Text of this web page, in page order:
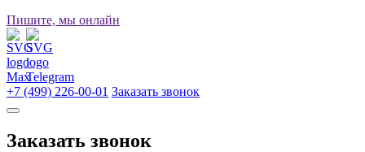
Пишите, мы онлайн
+7 (499) 226-00-01 Заказать звонок
Заказать звонок